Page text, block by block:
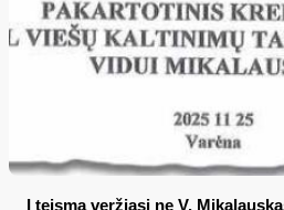
Į teismą veržiasi ne V.